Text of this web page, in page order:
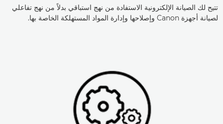
تتيح لك الصيانة الإلكترونية الاستفادة من نهج استباقي بدلاً من نهج تفاعلي
لصيانة أجهزة Canon وإصلاحها وإدارة المواد المستهلكة الخاصة بها.